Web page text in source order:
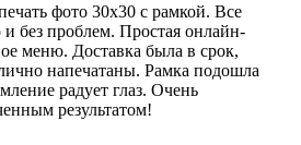
фото 30х30 с рамкой. Все
без проблем. Простая онлайн-
меню. Доставка была в срок,
напечатаны. Рамка подошла
радует глаз. Очень
результатом!